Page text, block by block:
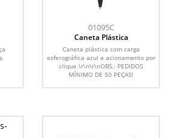
01095C
Caneta Plástica
Caneta plástica com carga
esferográfica azul e acionamento por
clique.\r\n\r\nOBS.: PEDIDOS
MÍNIMO DE 50 PEÇAS!